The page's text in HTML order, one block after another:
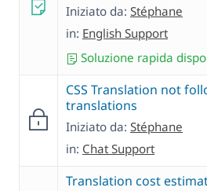
Iniziato da: Stéphane
in: English Support
Soluzione rapida
CSS Translation not
translations
Iniziato da: Stéphane
in: Chat Support
Translation cost